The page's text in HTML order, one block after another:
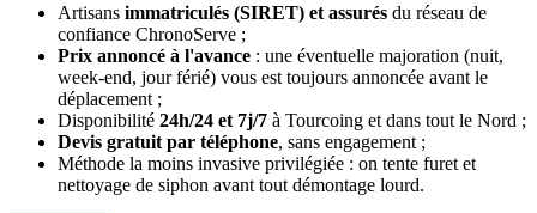
Artisans immatriculés (SIRET) et assurés du réseau de
confiance ChronoServe ;
Prix annoncé à l'avance : une éventuelle majoration (nuit,
week-end, jour férié) vous est toujours annoncée avant le
déplacement ;
Disponibilité 24h/24 et 7j/7 à Tourcoing et dans tout le Nord ;
Devis gratuit par téléphone, sans engagement ;
Méthode la moins invasive privilégiée : on tente furet et
nettoyage de siphon avant tout démontage lourd.